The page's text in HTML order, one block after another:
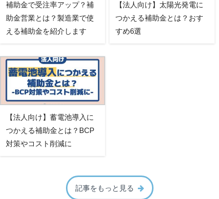
補助金で受注率アップ？補
助金営業とは？製造業で使
える補助金を紹介します
【法人向け】太陽光発電に
つかえる補助金とは？おす
すめ6選
【法人向け】蓄電池導入に
つかえる補助金とは？BCP
対策やコスト削減に
記事をもっと見る